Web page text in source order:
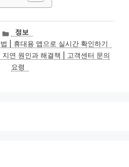
카
테
고
리
정보
| 휴대용 앱으로 실시간 확인하기
지연 원인과 해결책 | 고객센터 문의
요령